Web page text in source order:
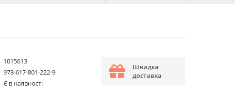
1015613
978-617-801-222-9
Є в наявності
Швидка
доставка